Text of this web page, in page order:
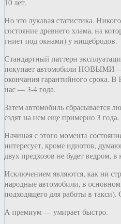
10 лет.
Но это лукавая статистика.
состояние древнего хлама, на
гниет под окнами) у нищебродов.
Стандартный паттерн
покупает автомобили НОВЫМИ —
окончания гарантийного срока.
нас — 3-4 года.
Затем автомобиль сбрасывается
ездят на нем еще примерно 3
Начиная с этого момента
интересует, кроме идиотов,
двух предхозов не будет ведром, в
Исключением являются, как ни
народные автомобили, в
подходящего для работы в
А премиум — умирает быстро.